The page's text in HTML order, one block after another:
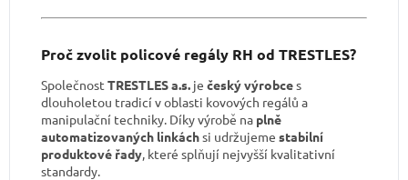
Proč zvolit policové regály RH od TRESTLES?
Společnost TRESTLES a.s. je český výrobces
dlouholetou tradicí v oblasti kovových regálů a
manipulační techniky. Díky výrobě na plně
automatizovaných linkáchsi udržujeme stabilní
produktové řady, které splňují nejvyšší kvalitativní
standardy.